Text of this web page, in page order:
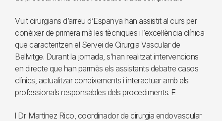
Vuit cirurgians d’arreu d’Espanya han assistit al curs per
conèixer de primera mà les tècniques i l’excel·lència clínica
que caracteritzen el Servei de Cirurgia Vascular de
Bellvitge. Durant la jornada, s’han realitzat intervencions
en directe que han permès els assistents debatre casos
clínics, actualitzar coneixements i interactuar amb els
professionals responsables dels procediments. E
l Dr. Martínez Rico, coordinador de cirurgia endovascular